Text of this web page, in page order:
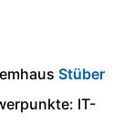
Stüber
IT-